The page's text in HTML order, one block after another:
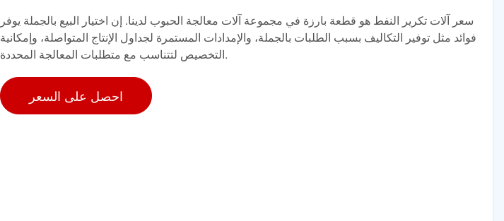
سعر آلات تكرير النفط هو قطعة بارزة في مجموعة آلات معالجة الحبوب لدينا. إن اختيار البيع بالجملة يوفر
فوائد مثل توفير التكاليف بسبب الطلبات بالجملة، والإمدادات المستمرة لجداول الإنتاج المتواصلة، وإمكانية
التخصيص لتتناسب مع متطلبات المعالجة المحددة.
احصل على السعر